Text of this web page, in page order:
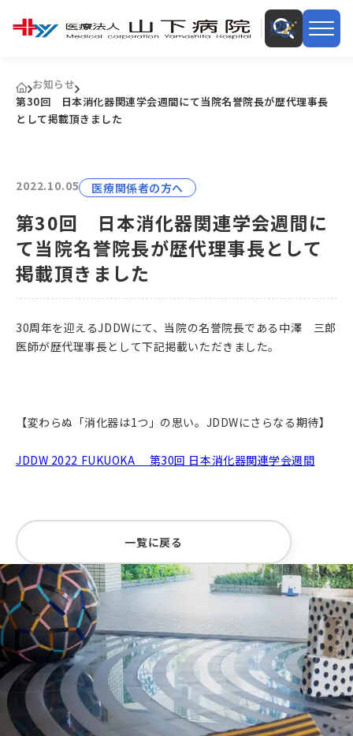
お知らせ
第30回 日本消化器関連学会週間にて当院名誉院長が歴代理事長
として掲載頂きました
2022.10.05 医療関係者の方へ
第30回 日本消化器関連学会週間に
て当院名誉院長が歴代理事長として
掲載頂きました
30周年を迎えるJDDWにて、当院の名誉院長である中澤 三郎
医師が歴代理事長として下記掲載いただきました。
【変わらぬ「消化器は1つ」の思い。JDDWにさらなる期待】
JDDW 2022 FUKUOKA 第30回 日本消化器関連学会週間
一覧に戻る